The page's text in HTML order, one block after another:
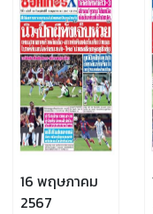
16 พฤษภาคม
2567